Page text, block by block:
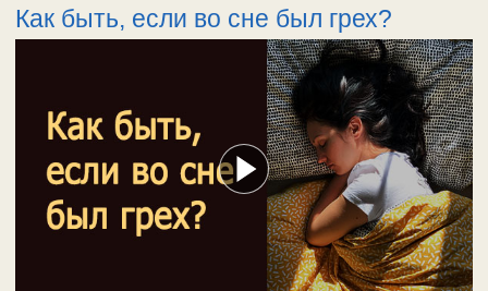
Как быть, если во сне был грех?